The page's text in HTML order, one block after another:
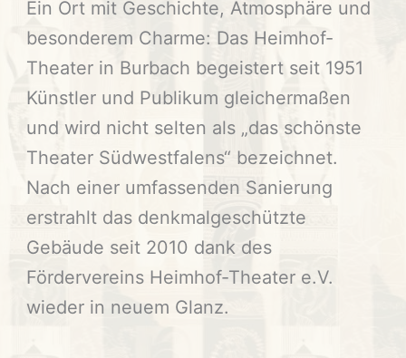
Ein Ort mit Geschichte, Atmosphäre und
besonderem Charme: Das Heimhof-
Theater in Burbach begeistert seit 1951
Künstler und Publikum gleichermaßen
und wird nicht selten als „das schönste
Theater Südwestfalens“ bezeichnet.
Nach einer umfassenden Sanierung
erstrahlt das denkmalgeschützte
Gebäude seit 2010 dank des
Fördervereins Heimhof-Theater e.V.
wieder in neuem Glanz.